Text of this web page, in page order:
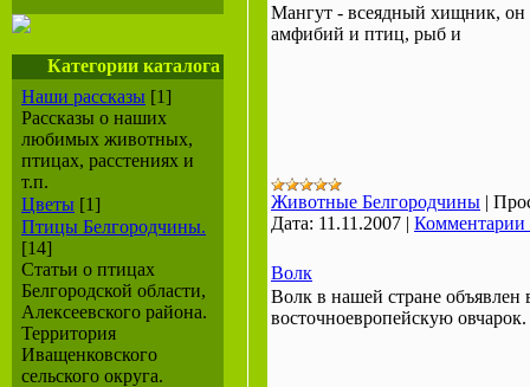
Категории каталога
Наши рассказы [1]
Рассказы о наших
любимых животных,
птицах, расстениях и
т.п.
Цветы [1]
Птицы Белгородчины.
[14]
Статьи о птицах
Белгородской области,
Алексеевского района.
Территория
Иващенковского
сельского округа.
Мангут - всеядный хищник, он
амфибий и птиц, рыб и
Животные Белгородчины |
Дата: 11.11.2007 | Комментарии
Волк
Волк в нашей стране объявлен
восточноевропейскую овчарок.